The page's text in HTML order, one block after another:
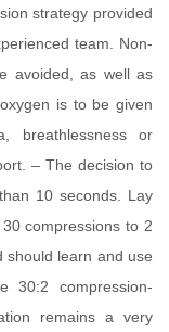
strategy provided
team. Non-
avoided, as well as
is to be given
breathlessness or
– The decision to
10 seconds. Lay
compressions to 2
should learn and use
30:2 compression-
remains a very